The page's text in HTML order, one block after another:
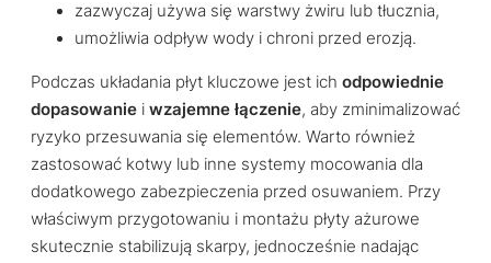
zazwyczaj używa się warstwy żwiru lub tłucznia,
umożliwia odpływ wody i chroni przed erozją.
Podczas układania płyt kluczowe jest ich odpowiednie
dopasowanie i wzajemne łączenie, aby zminimalizować
ryzyko przesuwania się elementów. Warto również
zastosować kotwy lub inne systemy mocowania dla
dodatkowego zabezpieczenia przed osuwaniem. Przy
właściwym przygotowaniu i montażu płyty ażurowe
skutecznie stabilizują skarpy, jednocześnie nadając